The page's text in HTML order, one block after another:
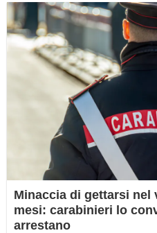
Minaccia di gettarsi nel
mesi: carabinieri lo
arrestano